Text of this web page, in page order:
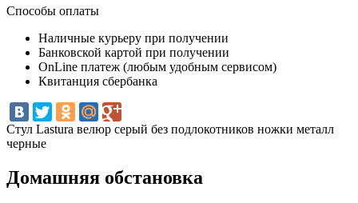
Способы оплаты
Наличные курьеру при получении
Банковской картой при получении
OnLine платеж (любым удобным сервисом)
Квитанция сбербанка
Стул Lastura велюр серый без подлокотников ножки металл
черные
Домашняя обстановка